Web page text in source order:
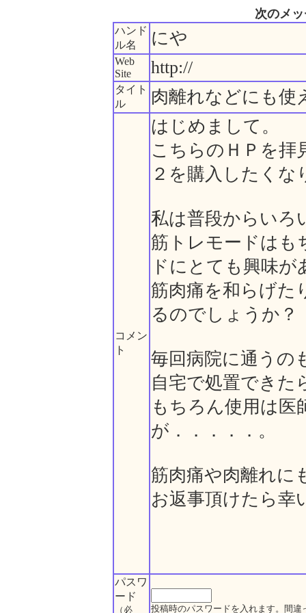
次のメ
ハンド
ル名
にや
Web
Site
http://
タイト
ル
肉離れなどにも使
コメン
ト
はじめまして。
こちらのＨＰを拝
２を購入したくな
私は普段からいろ
筋トレモードはも
ドにとても興味が
筋肉痛を和らげた
るのでしょうか？
毎回病院に通うの
自宅で処置できた
もちろん使用は医
が．．．．．。
筋肉痛や肉離れに
お返事頂けたら幸
パスワ
ード
（必 投稿時のパスワードを入れます。間